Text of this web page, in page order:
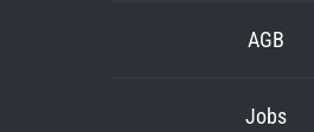
AGB
Jobs